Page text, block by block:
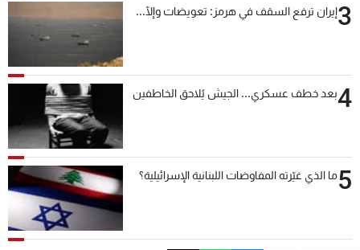
3إيران ترفع السقف في هرمز: تعويضات وإلّا...
4بعد خطف عسكري... الجيش يُلاحق الخاطفين
5ما الذي غيّرته المفاوضات اللبنانية الإسرائيلية؟